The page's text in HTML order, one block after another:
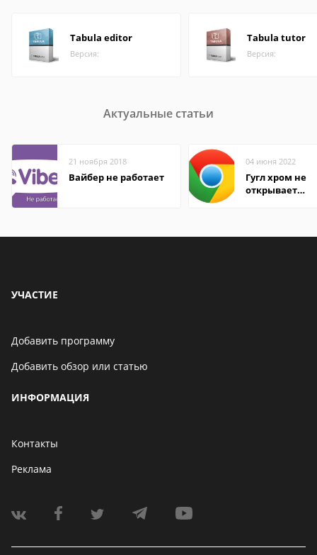
Tabula editor
Версия:
Tabula tutor
Версия:
Актуальные статьи
21 ноября 2018
Вайбер не работает
04 июня 2022
Гугл хром не
открывает
УЧАСТИЕ
Добавить программу
Добавить обзор или статью
ИНФОРМАЦИЯ
Контакты
Реклама